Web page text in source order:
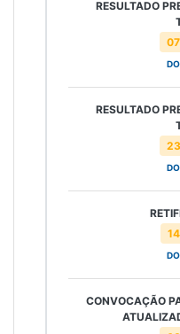
RESULTADO
RESULTADO
CONVOCAÇÃO